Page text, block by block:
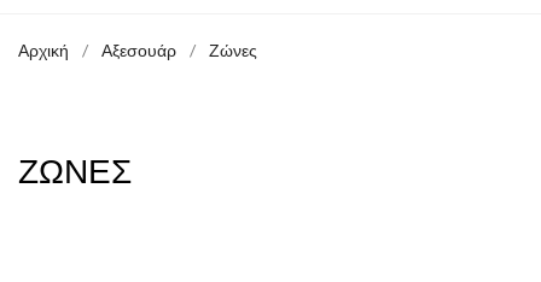
Αρχική Αξεσουάρ Ζώνες
ΖΏΝΕΣ